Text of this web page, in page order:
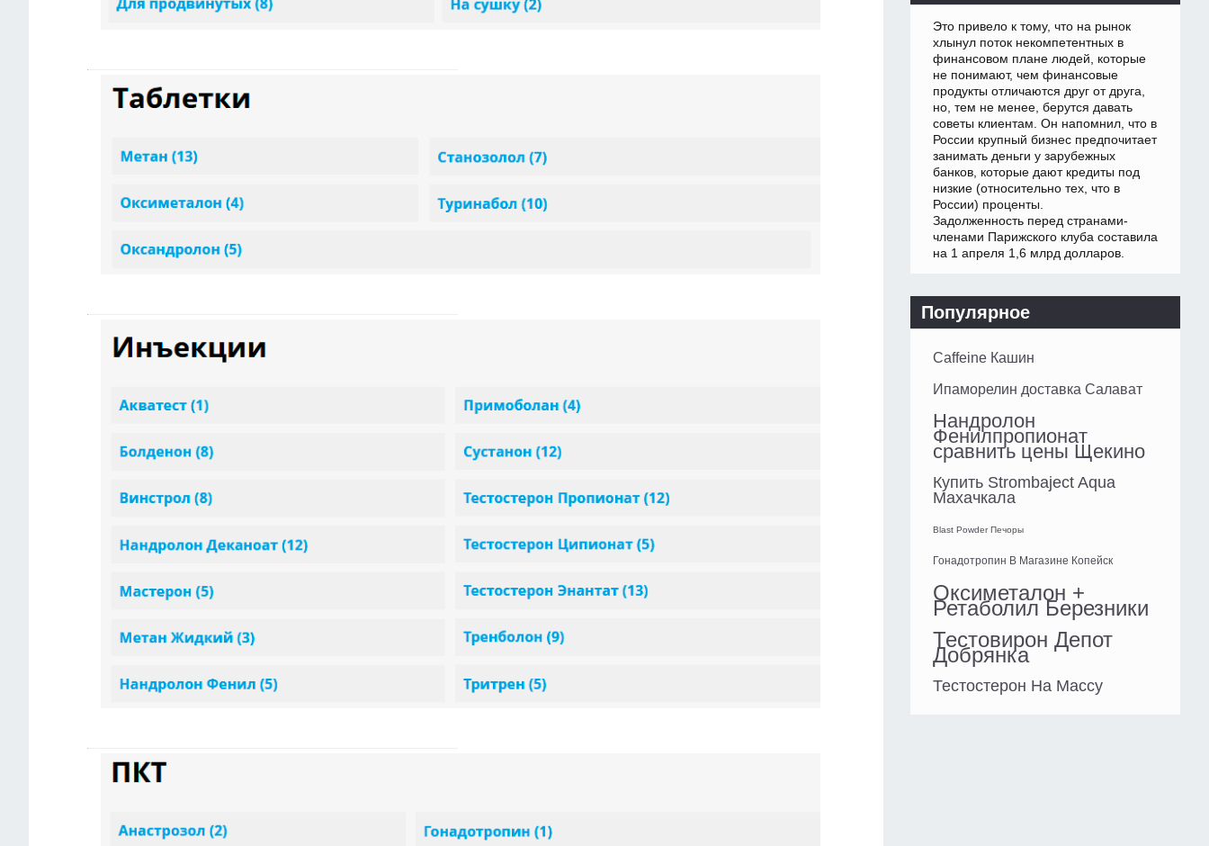
Это привело к тому, что на рынок
хлынул поток некомпетентных в
финансовом плане людей, которые
не понимают, чем финансовые
продукты отличаются друг от друга,
но, тем не менее, берутся давать
советы клиентам. Он напомнил, что в
России крупный бизнес предпочитает
занимать деньги у зарубежных
банков, которые дают кредиты под
низкие (относительно тех, что в
России) проценты.
Задолженность перед странами-
членами Парижского клуба составила
на 1 апреля 1,6 млрд долларов.
Популярное
Caffeine Кашин
Ипаморелин доставка Салават
Нандролон
Фенилпропионат
сравнить цены Щекино
Купить Strombaject Aqua
Махачкала
Blast Powder Печоры
Гонадотропин В Магазине Копейск
Оксиметалон +
Ретаболил Березники
Тестовирон Депот
Добрянка
Тестостерон На Массу